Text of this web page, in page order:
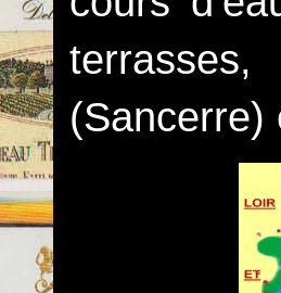
(Sancerre)